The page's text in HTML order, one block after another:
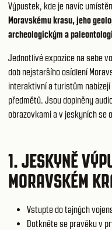
Výpustek, kde je navíc
Moravskému krasu, jeho
archeologickým a
Jednotlivé expozice na sebe
dob nejstaršího osídlení
interaktivní a turistům
předmětů. Jsou doplněny
obrazovkami a v jeskyních se
1.JESKYNĚ
MORAVSKÉM
Vstupte do tajných
Dotkněte se pravěku v